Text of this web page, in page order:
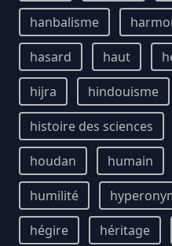
hanbalisme
hasard
haut
hijra
hindouisme
histoire des sciences
houdan
humain
humilité
hégire
héritage